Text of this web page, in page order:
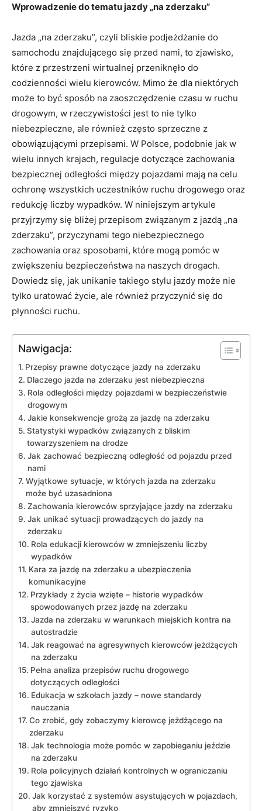
Wprowadzenie do tematu jazdy „na zderzaku”
Jazda „na zderzaku”, czyli bliskie podjeżdżanie do
samochodu znajdującego się przed nami, to zjawisko,
które z przestrzeni wirtualnej przeniknęło do
codzienności wielu kierowców. Mimo że dla niektórych
może to być sposób na zaoszczędzenie czasu w ruchu
drogowym, w rzeczywistości jest to nie tylko
niebezpieczne, ale również często sprzeczne z
obowiązującymi przepisami. W Polsce, podobnie jak w
wielu innych krajach, regulacje dotyczące zachowania
bezpiecznej odległości między pojazdami mają na celu
ochronę wszystkich uczestników ruchu drogowego oraz
redukcję liczby wypadków. W niniejszym artykule
przyjrzymy się bliżej przepisom związanym z jazdą „na
zderzaku”, przyczynami tego niebezpiecznego
zachowania oraz sposobami, które mogą pomóc w
zwiększeniu bezpieczeństwa na naszych drogach.
Dowiedz się, jak unikanie takiego stylu jazdy może nie
tylko uratować życie, ale również przyczynić się do
płynności ruchu.
Nawigacja:
Przepisy prawne dotyczące jazdy na zderzaku
Dlaczego jazda na zderzaku jest niebezpieczna
Rola odległości między pojazdami w bezpieczeństwie
drogowym
Jakie konsekwencje grożą za jazdę na zderzaku
Statystyki wypadków związanych z bliskim
towarzyszeniem na drodze
Jak zachować bezpieczną odległość od pojazdu przed
nami
Wyjątkowe sytuacje, w których jazda na zderzaku
może być uzasadniona
Zachowania kierowców sprzyjające jazdy na zderzaku
Jak unikać sytuacji prowadzących do jazdy na
zderzaku
Rola edukacji kierowców w zmniejszeniu liczby
wypadków
Kara za jazdę na zderzaku a ubezpieczenia
komunikacyjne
Przykłady z życia wzięte – historie wypadków
spowodowanych przez jazdę na zderzaku
Jazda na zderzaku w warunkach miejskich kontra na
autostradzie
Jak reagować na agresywnych kierowców jeżdżących
na zderzaku
Pełna analiza przepisów ruchu drogowego
dotyczących odległości
Edukacja w szkołach jazdy – nowe standardy
nauczania
Co zrobić, gdy zobaczymy kierowcę jeżdżącego na
zderzaku
Jak technologia może pomóc w zapobieganiu jeździe
na zderzaku
Rola policyjnych działań kontrolnych w ograniczaniu
tego zjawiska
Jak korzystać z systemów asystujących w pojazdach,
aby zmniejszyć ryzyko